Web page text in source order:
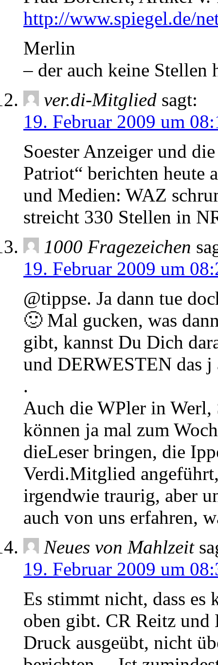
http://www.spiegel.de/
Merlin
– der auch keine Stellen
ver.di-Mitglied sagt:
19. Februar 2009 um
Soester Anzeiger und
Patriot“ berichten heute
und Medien: WAZ
streicht 330 Stellen in
1000 Fragezeichen
19. Februar 2009 um
@tippse. Ja dann tue
🙂 Mal gucken, was
gibt, kannst Du Dich
und DERWESTEN das
.
Auch die WPler in Werl,
können ja mal zum
dieLeser bringen, die
Verdi.Mitglied
irgendwie traurig, aber
auch von uns erfahren,
Neues von Mahlzeit
19. Februar 2009 um
Es stimmt nicht, dass es
oben gibt. CR Reitz und
Druck ausgeübt, nicht